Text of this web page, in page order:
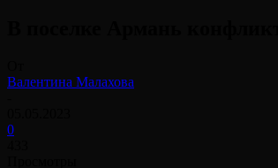
Валентина Малахова
0